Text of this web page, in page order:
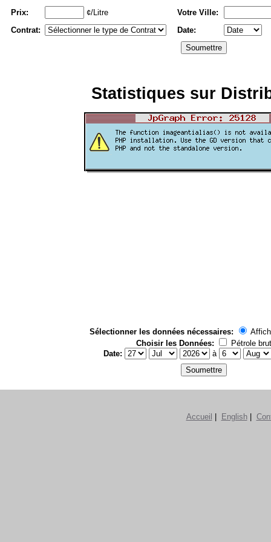
Prix: ¢/Litre
Votre Ville:
Contrat:
Date:
Statistiques sur
Sélectionner les données nécessaires:
Choisir les Données:
Pétrole brut
Date:
à
Accueil | English|